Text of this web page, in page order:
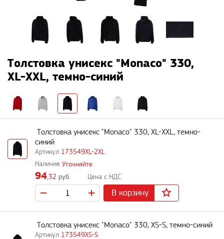
Толстовка унисекс "Monaco" 330,
XL-XXL, темно-синий
173549XL-2XL
Толстовка унисекс "Monaco" 330, XL-XXL, темно-
синий
Уточняйте
94,32 руб.
В корзину
173549XS-S
Толстовка унисекс "Monaco" 330, XS-S, темно-синий